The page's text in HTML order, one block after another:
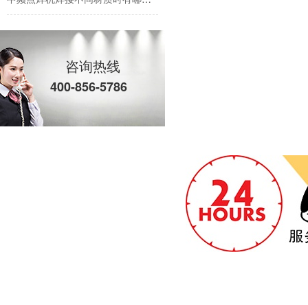
中频点焊机为啥运用这么广泛？
如何选择合适自己的点焊机厂家?
电阻焊设备在模具焊接中有哪些优势
咨询热线
400-856-5786